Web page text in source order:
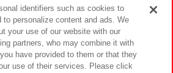
ーン
identifiers such as cookies to
to personalize content and ads. We
your use of our website with our
partners, who may combine it with
have provided to them or that they
use of their services. Please click